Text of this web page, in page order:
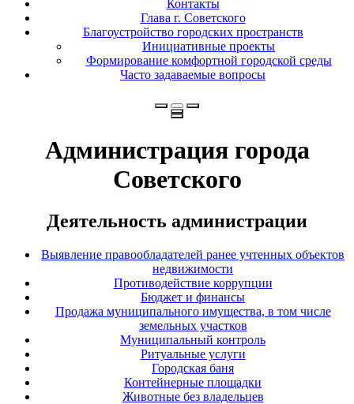
Контакты
Глава г. Советского
Благоустройство городских пространств
Инициативные проекты
Формирование комфортной городской среды
Часто задаваемые вопросы
Администрация города
Советского
Деятельность администрации
Выявление правообладателей ранее учтенных объектов
недвижимости
Противодействие коррупции
Бюджет и финансы
Продажа муниципального имущества, в том числе
земельных участков
Муниципальный контроль
Ритуальные услуги
Городская баня
Контейнерные площадки
Животные без владельцев